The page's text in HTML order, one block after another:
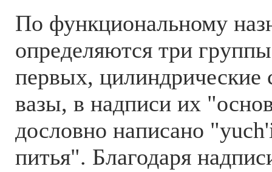
По функциональному
определяются три
первых,
вазы, в надписи их
дословно написано
питья". Благодаря